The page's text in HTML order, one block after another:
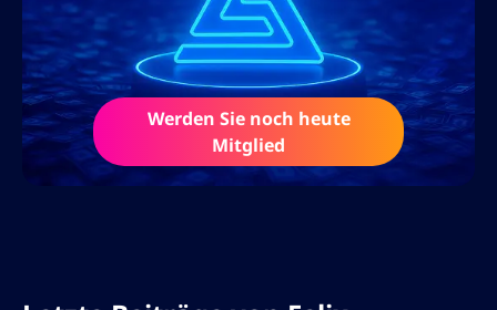
sich schnell verändernden Krypto- und
Forex-Welt zu bewegen.
Neben seiner Tätigkeit als Autor teilt Felix
sein Wissen durch Online-Kurse, Podcasts
und interaktive Webinare. Mit seiner
Leidenschaft für Finanzbildung und
Werden Sie noch heute
Mitglied